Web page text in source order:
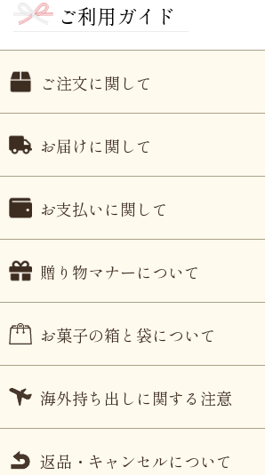
い
退職・異動の挨拶におすすめのお菓
ご利用ガイド
ご注文に関して
お届けに関して
お支払いに関して
贈り物マナーについて
お菓子の箱と袋について
海外持ち出しに関する注意
返品・キャンセルについて